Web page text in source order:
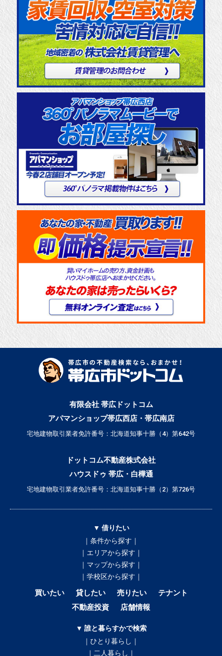
有限会社 帯広ドットコム
アパマンショップ帯広西店・帯広南店
宅地建物取引業者免許番号：北海道知事十勝（4）第642号
ドットコム不動産株式会社
ハウスドゥ 帯広・白樺通
宅地建物取引業者免許番号：北海道知事十勝（2）第726号
▼ 借りたい
｜条件から探す｜
｜エリアから探す｜
｜マップから探す｜
｜学校区から探す｜
買いたい 貸したい 売りたい
テナント
不動産投資
店舗情報
▼ 誰と暮らすかで検索
｜ひとり暮らし｜
｜二人暮らし｜